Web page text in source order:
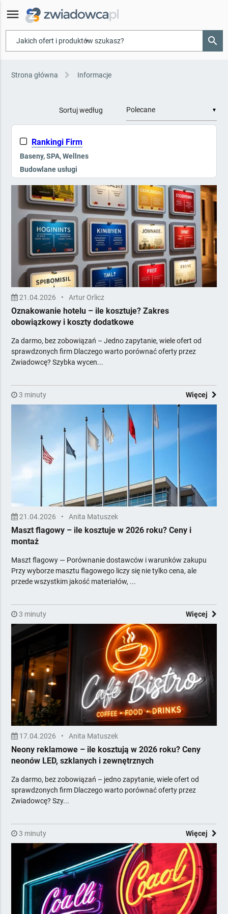
menu
▾ search
Strona główna Informacje
Sortuj według ▼
Rankingi Firm
Baseny, SPA, Wellnes
Budowlane usługi
Kompleksowe wyposażenie
Kontrola dostępu, Ppoż
Mała architektura i zieleń
Meble
Minibary, Sejfy, Zamki
Multimedia i nagłośnienie
Odnawialne Źródła Energii
Ogrzewanie i opał
Opakowania
Oświetlenie, elektryka
Piekarnictwo i cukiernictwo
Podłogi, Ściany, Sufity
Pozostałe
Pralnictwo
Reklama, Marketing, IT, Druk
Oznakowanie, informacja
Reklama zewnętrzna
Sport i rekreacja
Tekstylia horeca
Urządzenia i środki chemiczne
Wentylacja i klimatyzacja
Wyposażenie łazienek
Zadaszenia i osłony zewnętrzne
Zawiera Ceny
Z Poradami Eksperta
21.04.2026 • Artur Orlicz
Oznakowanie hotelu – ile kosztuje? Zakres
obowiązkowy i koszty dodatkowe
Za darmo, bez zobowiązań – Jedno zapytanie, wiele ofert od
sprawdzonych firm Dlaczego warto porównać oferty przez
Zwiadowcę? Szybka wycen...
3 minuty Więcej
21.04.2026 • Anita Matuszek
Maszt flagowy – ile kosztuje w 2026 roku? Ceny i
montaż
Maszt flagowy — Porównanie dostawców i warunków zakupu
Przy wyborze masztu flagowego liczy się nie tylko cena, ale
przede wszystkim jakość materiałów, ...
3 minuty Więcej
17.04.2026 • Anita Matuszek
Neony reklamowe – ile kosztują w 2026 roku? Ceny
neonów LED, szklanych i zewnętrznych
Za darmo, bez zobowiązań – jedno zapytanie, wiele ofert od
sprawdzonych firm Dlaczego warto porównać oferty przez
Zwiadowcę? Szy...
3 minuty Więcej